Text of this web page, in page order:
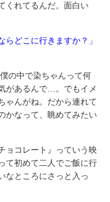
くれてるんだ。面白い
どこに行きますか？」
の中で染ちゃんって何
があるんで…。でもイメ
ゃんがね。だから連れて
かなって、眺めてみたい
ョコレート』っていう映
て初めて二人でご飯に行
なところにさっと入っ